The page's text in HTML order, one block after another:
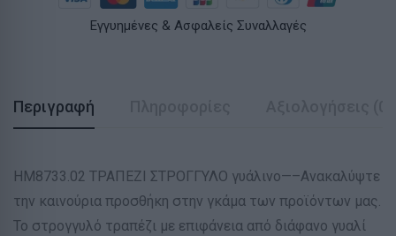
Εγγυημένες & Ασφαλείς Συναλλαγές
Περιγραφή
ΗΜ8733.02 ΤΡΑΠΕΖΙ ΣΤΡΟΓΓΥΛΟ γυάλινο—–Ανακαλύψτε
την καινούρια προσθήκη στην γκάμα των προϊόντων μας.
Το στρογγυλό τραπέζι με επιφάνεια από διάφανο γυαλί